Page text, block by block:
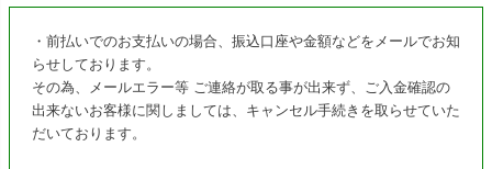
・前払いでのお支払いの場合、振込口座や金額などをメールでお知
らせしております。
その為、メールエラー等 ご連絡が取る事が出来ず、ご入金確認の
出来ないお客様に関しましては、キャンセル手続きを取らせていた
だいております。